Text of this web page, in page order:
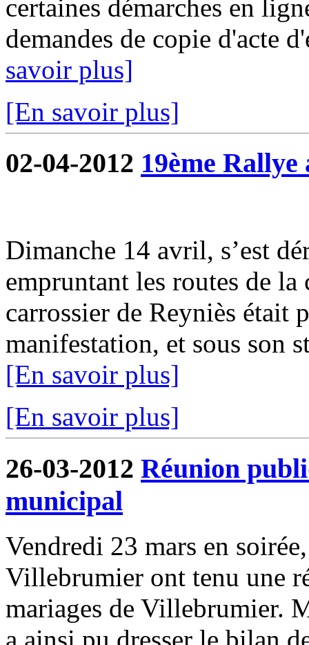
certaines démarches en
demandes de copie d'acte
savoir plus]
[En savoir plus]
02-04-2012 19ème
Dimanche 14 avril, s’est
empruntant les routes de
carrossier de Reyniès était
manifestation, et sous son
[En savoir plus]
[En savoir plus]
26-03-2012 Réunion
municipal
Vendredi 23 mars en
Villebrumier ont tenu une
mariages de Villebrumier.
a ainsi pu dresser le bilan